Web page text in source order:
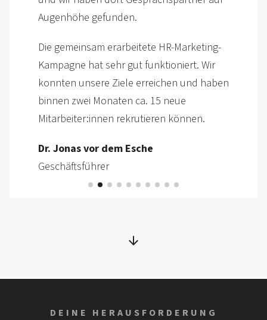
professionell und wir haben uns über den
gesamten Prozess sehr gut betreut
gefühlt.
Matthias Schmidt
Leiter Personalwesen
DEINE HERAUSFORDERUNG